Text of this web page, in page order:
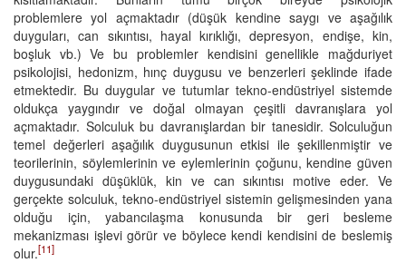
problemlere yol açmaktadır (düşük kendine saygı ve aşağılık
duyguları, can sıkıntısı, hayal kırıklığı, depresyon, endişe, kin,
boşluk vb.) Ve bu problemler kendisini genellikle mağduriyet
psikolojisi, hedonizm, hınç duygusu ve benzerleri şeklinde ifade
etmektedir. Bu duygular ve tutumlar tekno-endüstriyel sistemde
oldukça yaygındır ve doğal olmayan çeşitli davranışlara yol
açmaktadır. Solculuk bu davranışlardan bir tanesidir. Solculuğun
temel değerleri aşağılık duygusunun etkisi ile şekillenmiştir ve
teorilerinin, söylemlerinin ve eylemlerinin çoğunu, kendine güven
duygusundaki düşüklük, kin ve can sıkıntısı motive eder. Ve
gerçekte solculuk, tekno-endüstriyel sistemin gelişmesinden yana
olduğu için, yabancılaşma konusunda bir geri besleme
mekanizması işlevi görür ve böylece kendi kendisini de beslemiş
olur.[11]